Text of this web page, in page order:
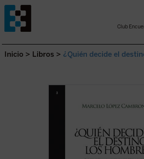
Club
Saltar al contenido.
Inicio > Libros > ¿Quién decide el